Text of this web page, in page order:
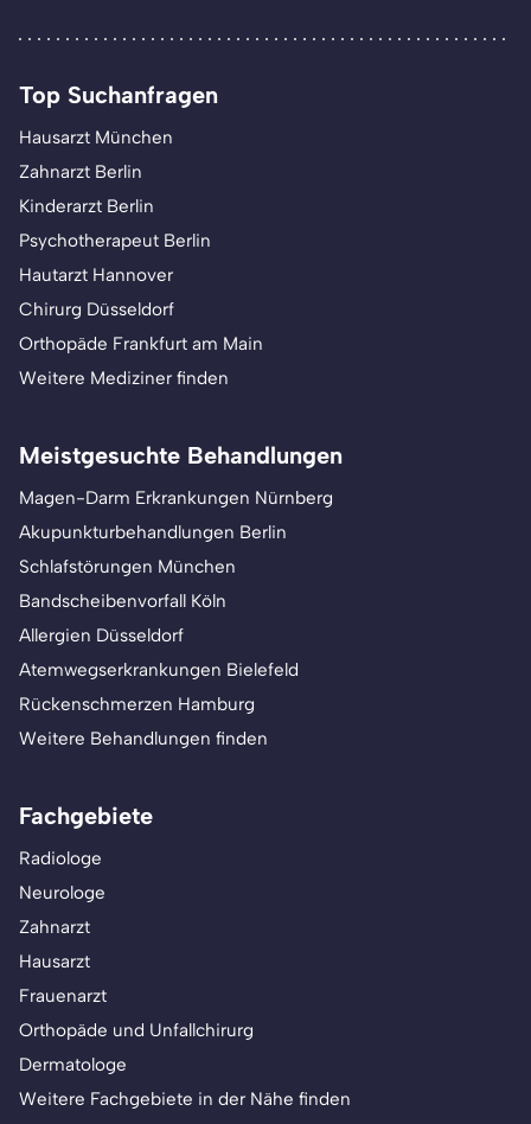
Top Suchanfragen
Hausarzt München
Zahnarzt Berlin
Kinderarzt Berlin
Psychotherapeut Berlin
Hautarzt Hannover
Chirurg Düsseldorf
Orthopäde Frankfurt am Main
Weitere Mediziner finden
Meistgesuchte Behandlungen
Magen-Darm Erkrankungen Nürnberg
Akupunkturbehandlungen Berlin
Schlafstörungen München
Bandscheibenvorfall Köln
Allergien Düsseldorf
Atemwegserkrankungen Bielefeld
Rückenschmerzen Hamburg
Weitere Behandlungen finden
Fachgebiete
Radiologe
Neurologe
Zahnarzt
Hausarzt
Frauenarzt
Orthopäde und Unfallchirurg
Dermatologe
Weitere Fachgebiete in der Nähe finden